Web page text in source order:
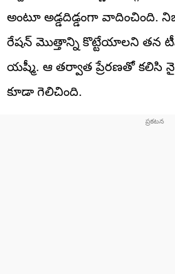
అంటూ అడ్డదిడ్డంగా వాదించింది.
రేషన్ మొత్తాన్ని కొట్టేయాలని తన
యష్మీ. ఆ తర్వాత ప్రేరణతో కలిసి
కూడా గెలిచింది.